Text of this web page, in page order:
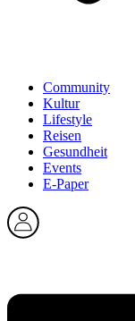
Community
Kultur
Lifestyle
Reisen
Gesundheit
Events
E-Paper